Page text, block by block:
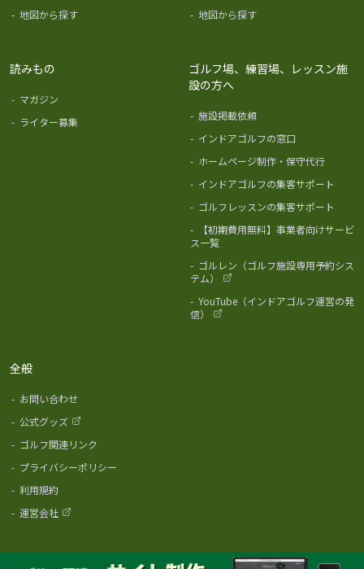
- 地図から探す
- 地図から探す
読みもの
- マガジン
- ライター募集
ゴルフ場、練習場、レッスン施
設の方へ
- 施設掲載依頼
- インドアゴルフの窓口
- ホームページ制作・保守代行
- インドアゴルフの集客サポート
- ゴルフレッスンの集客サポート
-
【初期費用無料】事業者向けサービ
ス一覧
- ゴルレン（ゴルフ施設専用予約シス
テム）
- YouTube（インドアゴルフ運営の発
信）
全般
- お問い合わせ
- 公式グッズ
- ゴルフ関連リンク
- プライバシーポリシー
- 利用規約
- 運営会社